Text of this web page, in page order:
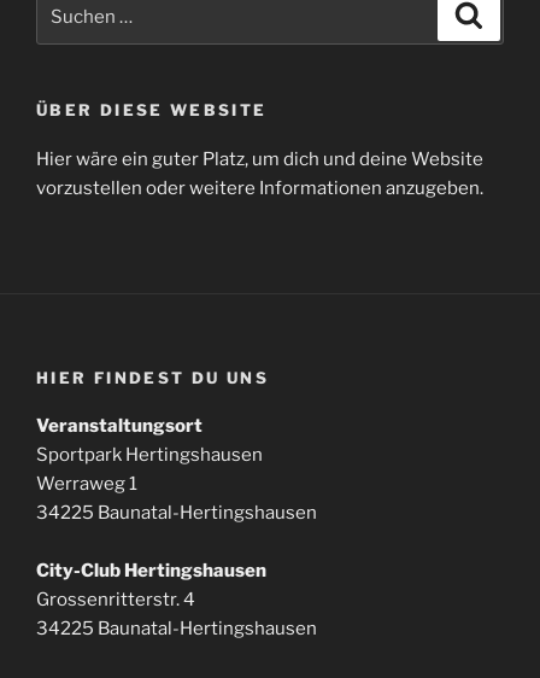
nach:
ÜBER DIESE WEBSITE
Hier wäre ein guter Platz, um dich und deine Website
vorzustellen oder weitere Informationen anzugeben.
HIER FINDEST DU UNS
Veranstaltungsort
Sportpark Hertingshausen
Werraweg 1
34225 Baunatal-Hertingshausen
City-Club Hertingshausen
Grossenritterstr. 4
34225 Baunatal-Hertingshausen